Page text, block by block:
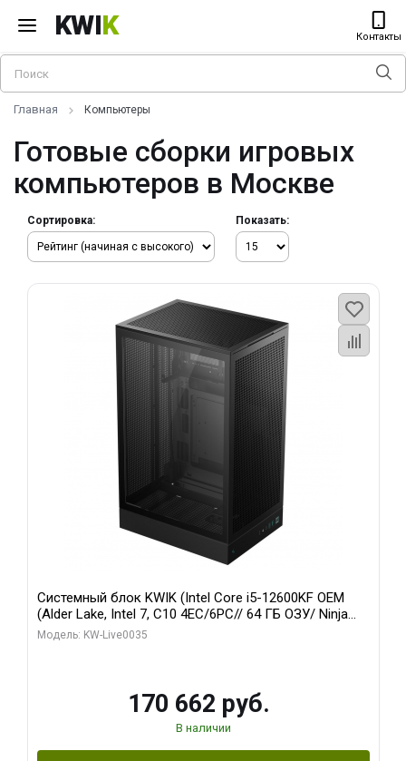
KWIK Контакты
Главная Компьютеры
Готовые сборки игровых
компьютеров в Москве
Сортировка: Показать:
Системный блок KWIK (Intel Core i5-12600KF OEM
(Alder Lake, Intel 7, C10 4EC/6PC// 64 ГБ ОЗУ/ Ninja
Sinotex GTX1650 4GB 128bit GDDR6 DVI DP HDMI 2/
Модель: KW-Live0035
170 662 руб.
В наличии